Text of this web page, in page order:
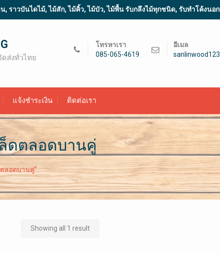
, ราวบันไดไม้, ไม้สัก, ไม้คิ้ว, ไม้บัว, ไม้พื้น รับกลึงไม้ทุกชนิด, รับทำโค้งน
ส่งทั่วไทย
โทรหาเรา
085-065-4619
อีเมล
แจ้งชำระเงิน ติดต่อเรา
ดตลอดบานคู่
ลอดบานคู่”
Showing all 1 result